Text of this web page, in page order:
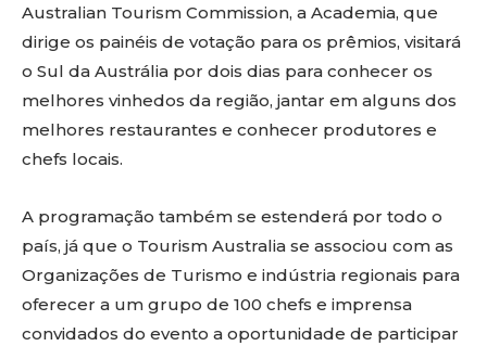
Australian Tourism Commission, a Academia, que
dirige os painéis de votação para os prêmios, visitará
o Sul da Austrália por dois dias para conhecer os
melhores vinhedos da região, jantar em alguns dos
melhores restaurantes e conhecer produtores e
chefs locais.
A programação também se estenderá por todo o
país, já que o Tourism Australia se associou com as
Organizações de Turismo e indústria regionais para
oferecer a um grupo de 100 chefs e imprensa
convidados do evento a oportunidade de participar